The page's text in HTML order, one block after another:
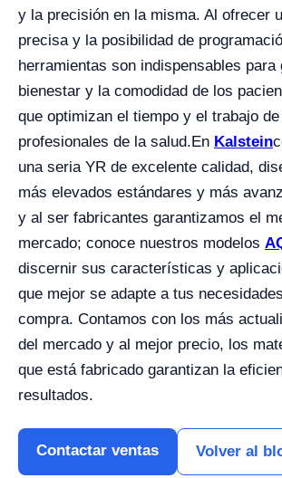
y la precisión en la misma. Al ofrecer
precisa y la posibilidad de
herramientas son indispensables para
bienestar y la comodidad de los
que optimizan el tiempo y el trabajo
profesionales de la salud.En Kalstein
una seria YR de excelente calidad,
más elevados estándares y más
y al ser fabricantes garantizamos el
mercado; conoce nuestros modelos
discernir sus características y
que mejor se adapte a tus
compra. Contamos con los más
del mercado y al mejor precio, los
que está fabricado garantizan la
resultados.
Contactar ventas Volver al